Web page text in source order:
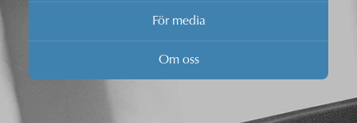
För media
Om oss